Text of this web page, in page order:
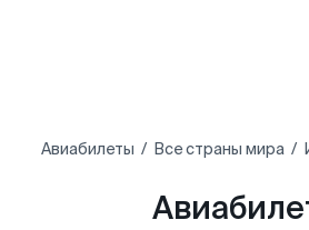
Авиабилеты Все страны мира